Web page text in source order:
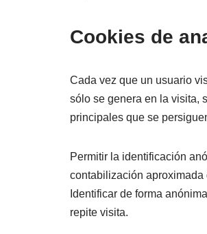
Cookies de
Cada vez que un usuario
sólo se genera en la visita,
principales que se
Permitir la identificación
contabilización aproximada
Identificar de forma
repite visita.